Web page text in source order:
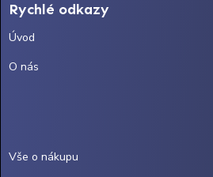
Rychlé odkazy
Úvod
O nás
Vše o nákupu